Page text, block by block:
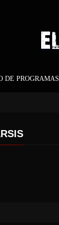
DE PROGRAMAS